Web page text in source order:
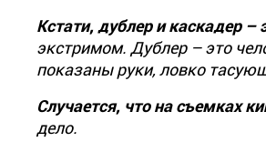
Кстати, дублер и каскадер
экстримом. Дублер – это
показаны руки, ловко
Случается, что на съемках
дело.